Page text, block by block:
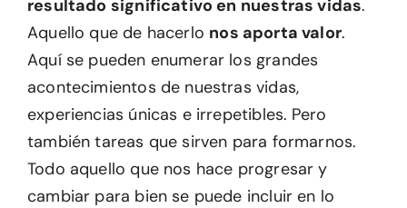
resultado significativo en nuestras vidas.
Aquello que de hacerlo nos aporta valor.
Aquí se pueden enumerar los grandes
acontecimientos de nuestras vidas,
experiencias únicas e irrepetibles. Pero
también tareas que sirven para formarnos.
Todo aquello que nos hace progresar y
cambiar para bien se puede incluir en lo